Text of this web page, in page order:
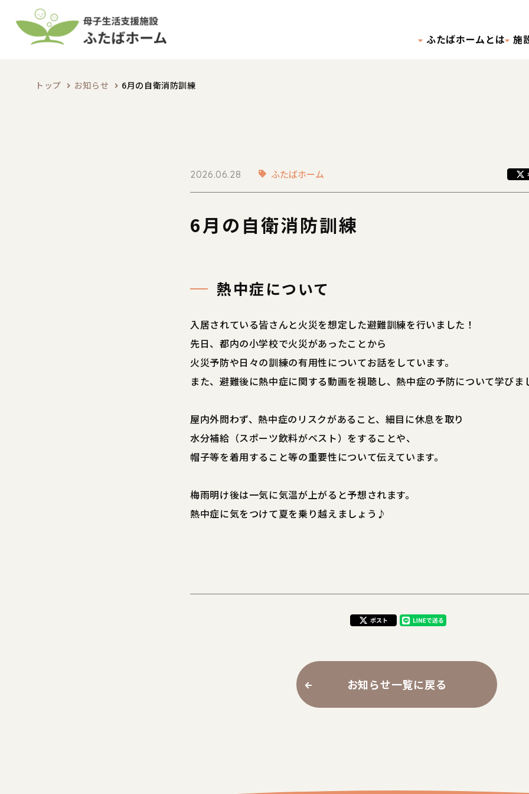
ふたばホームとは 施
トップ お知らせ 6月の自衛消防訓練
2026.06.28 ふたばホーム
6月の自衛消防訓練
熱中症について
入居されている皆さんと火災を想定した避難訓練を行いました！
先日、都内の小学校で火災があったことから
火災予防や日々の訓練の有用性についてお話をしています。
また、避難後に熱中症に関する動画を視聴し、熱中症の予防について学びま
屋内外問わず、熱中症のリスクがあること、細目に休息を取り
水分補給（スポーツ飲料がベスト）をすることや、
帽子等を着用すること等の重要性について伝えています。
梅雨明け後は一気に気温が上がると予想されます。
熱中症に気をつけて夏を乗り越えましょう♪
お知らせ一覧に戻る